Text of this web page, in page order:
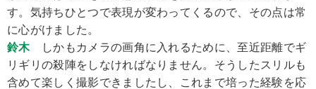
す。気持ちひとつで表現が変わってくるので、その点は常
に心がけました。
鈴木しかもカメラの画角に入れるために、至近距離でギ
リギリの殺陣をしなければなりません。そうしたスリルも
含めて楽しく撮影できましたし、これまで培った経験を応